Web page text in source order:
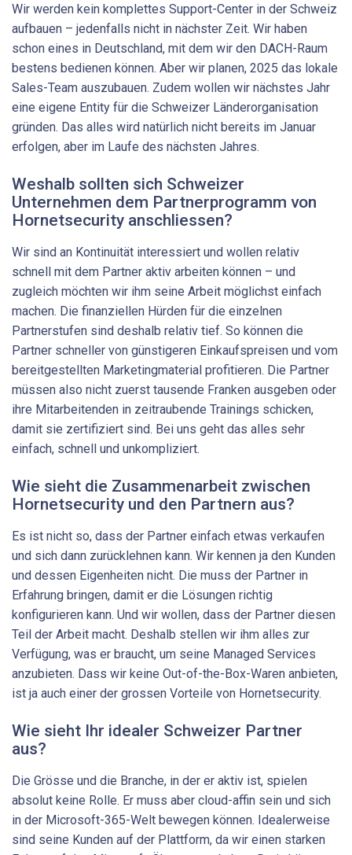
Wir werden kein komplettes Support-Center in der Schweiz
aufbauen – jedenfalls nicht in nächster Zeit. Wir haben
schon eines in Deutschland, mit dem wir den DACH-Raum
bestens bedienen können. Aber wir planen, 2025 das lokale
Sales-Team auszubauen. Zudem wollen wir nächstes Jahr
eine eigene Entity für die Schweizer Länderorganisation
gründen. Das alles wird natürlich nicht bereits im Januar
erfolgen, aber im Laufe des nächsten Jahres.
Weshalb sollten sich Schweizer
Unternehmen dem Partnerprogramm von
Hornetsecurity anschliessen?
Wir sind an Kontinuität interessiert und wollen relativ
schnell mit dem Partner aktiv arbeiten können – und
zugleich möchten wir ihm seine Arbeit möglichst einfach
machen. Die finanziellen Hürden für die einzelnen
Partnerstufen sind deshalb relativ tief. So können die
Partner schneller von günstigeren Einkaufspreisen und vom
bereitgestellten Marketingmaterial profitieren. Die Partner
müssen also nicht zuerst tausende Franken ausgeben oder
ihre Mitarbeitenden in zeitraubende Trainings schicken,
damit sie zertifiziert sind. Bei uns geht das alles sehr
einfach, schnell und unkompliziert.
Wie sieht die Zusammenarbeit zwischen
Hornetsecurity und den Partnern aus?
Es ist nicht so, dass der Partner einfach etwas verkaufen
und sich dann zurücklehnen kann. Wir kennen ja den Kunden
und dessen Eigenheiten nicht. Die muss der Partner in
Erfahrung bringen, damit er die Lösungen richtig
konfigurieren kann. Und wir wollen, dass der Partner diesen
Teil der Arbeit macht. Deshalb stellen wir ihm alles zur
Verfügung, was er braucht, um seine Managed Services
anzubieten. Dass wir keine Out-of-the-Box-Waren anbieten,
ist ja auch einer der grossen Vorteile von Hornetsecurity.
Wie sieht Ihr idealer Schweizer Partner
aus?
Die Grösse und die Branche, in der er aktiv ist, spielen
absolut keine Rolle. Er muss aber cloud-affin sein und sich
in der Microsoft-365-Welt bewegen können. Idealerweise
sind seine Kunden auf der Plattform, da wir einen starken